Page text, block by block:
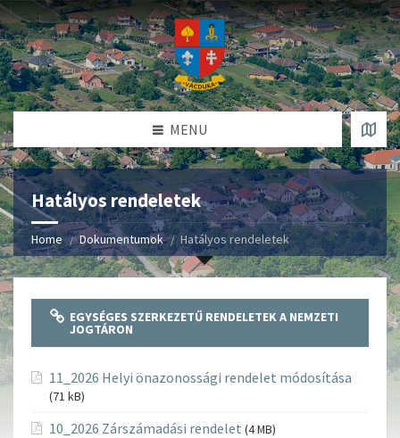
MENU
Hatályos rendeletek
Home Dokumentumok Hatályos rendeletek
EGYSÉGES SZERKEZETŰ RENDELETEK A NEMZETI
JOGTÁRON
11_2026 Helyi önazonossági rendelet módosítása
(71 kB)
10_2026 Zárszámadási rendelet (4 MB)